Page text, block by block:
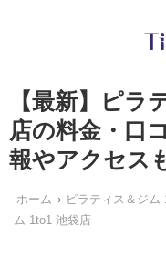
【最新】ピラ
店の料金・口
報やアクセス
ホーム ピラティス＆ジム
ム 1to1 池袋店